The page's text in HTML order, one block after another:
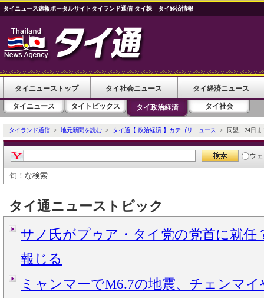
タイニュース速報ポータルサイトタイランド通信 タイ株 タイ経済情報
タイニューストップ タイ社会ニュース タイ経済ニュース
タイニュース タイトピックス タイ政治経済 タイ社会
タイランド通信 > 地元新聞を読む > タイ通【 政治経済 】カテゴリニュース > 同盟、24日ま
ウ
旬！な検索
タイ通ニューストピック
サノ氏がプゥア・タイ党の党首に就
報じる
ミャンマーでM6.7の地震、チェンマ